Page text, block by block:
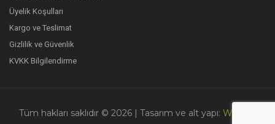
Üyelik Koşulları
Kargo ve Teslimat
Gizlilik ve Güvenlik
KVKK Bilgilendirme
Tüm hakları saklıdır © 2026 | Tasarım ve alt yapı: Webudi